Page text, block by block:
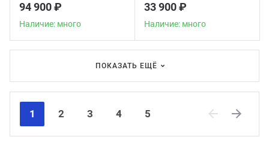
94 900 ₽
Наличие: много
33 900 ₽
Наличие: много
ПОКАЗАТЬ ЕЩЁ
1 2 3 4
5